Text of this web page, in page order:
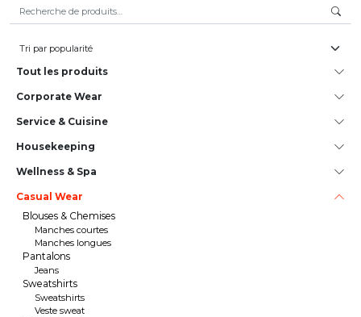
Tout les produits
Corporate Wear
Service & Cuisine
House­keeping
Wellness & Spa
Casual Wear
Blouses & Chemises
Manches courtes
Manches longues
Pantalons
Jeans
Sweatshirts
Sweatshirts
Veste sweat